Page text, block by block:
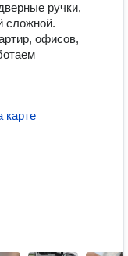
ручки,
сложной.
офисов,
карте